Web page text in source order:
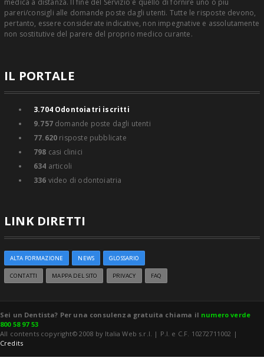
medica a distanza. Il fine del Servizio è quello di fornire uno o più
pareri/consigli alle domande poste dagli utenti. Tutte le risposte devono,
pertanto, essere considerate indicative, non impegnative e assolutamente
non sostitutive del parere del proprio medico curante.
IL PORTALE
3.704Odontoiatri iscritti
9.757domande poste dagli utenti
77.620 risposte pubblicate
798 casi clinici
634 articoli
336 video di odontoiatria
LINK DIRETTI
ALTA FORMAZIONE NEWS GLOSSARIO
CONTATTI MAPPA DEL SITO PRIVACY FAQ
Sei un Dentista? Per una consulenza gratuita chiama il numero verde
800 58 97 53
All contents copyright© 2008 by Italia Web s.r.l. | P.I. e C.F. 10272711002 |
Credits